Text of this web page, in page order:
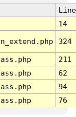
Line
14
324
211
62
94
76